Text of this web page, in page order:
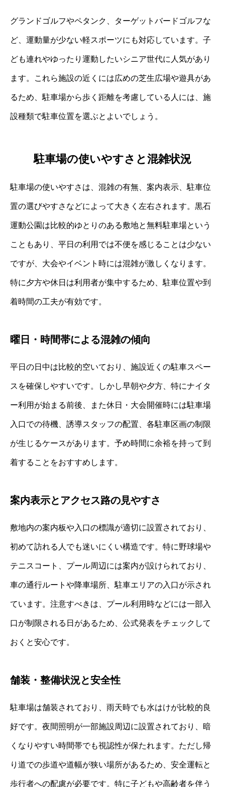
グランドゴルフやペタンク、ターゲットバードゴルフな
ど、運動量が少ない軽スポーツにも対応しています。子
ども連れやゆったり運動したいシニア世代に人気があり
ます。これら施設の近くには広めの芝生広場や遊具があ
るため、駐車場から歩く距離を考慮している人には、施
設種類で駐車位置を選ぶとよいでしょう。
駐車場の使いやすさと混雑状況
駐車場の使いやすさは、混雑の有無、案内表示、駐車位
置の選びやすさなどによって大きく左右されます。黒石
運動公園は比較的ゆとりのある敷地と無料駐車場という
こともあり、平日の利用では不便を感じることは少ない
ですが、大会やイベント時には混雑が激しくなります。
特に夕方や休日は利用者が集中するため、駐車位置や到
着時間の工夫が有効です。
曜日・時間帯による混雑の傾向
平日の日中は比較的空いており、施設近くの駐車スペー
スを確保しやすいです。しかし早朝や夕方、特にナイタ
ー利用が始まる前後、また休日・大会開催時には駐車場
入口での待機、誘導スタッフの配置、各駐車区画の制限
が生じるケースがあります。予め時間に余裕を持って到
着することをおすすめします。
案内表示とアクセス路の見やすさ
敷地内の案内板や入口の標識が適切に設置されており、
初めて訪れる人でも迷いにくい構造です。特に野球場や
テニスコート、プール周辺には案内が設けられており、
車の通行ルートや降車場所、駐車エリアの入口が示され
ています。注意すべきは、プール利用時などには一部入
口が制限される日があるため、公式発表をチェックして
おくと安心です。
舗装・整備状況と安全性
駐車場は舗装されており、雨天時でも水はけが比較的良
好です。夜間照明が一部施設周辺に設置されており、暗
くなりやすい時間帯でも視認性が保たれます。ただし帰
り道での歩道や道幅が狭い場所があるため、安全運転と
歩行者への配慮が必要です。特に子どもや高齢者を伴う